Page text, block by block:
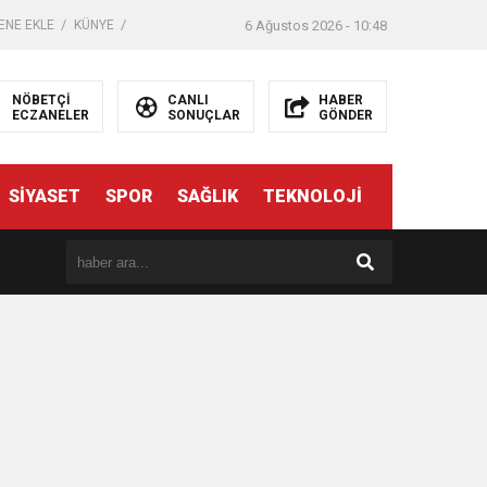
EKLE KÜNYE 6 Ağustos 2026 - 10:48
NÖBETÇİ
ECZANELER
CANLI
SONUÇLAR
HABER
GÖNDER
SİYASET SPOR SAĞLIK TEKNOLOJİ